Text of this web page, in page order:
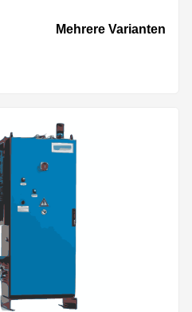
Mehrere Varianten